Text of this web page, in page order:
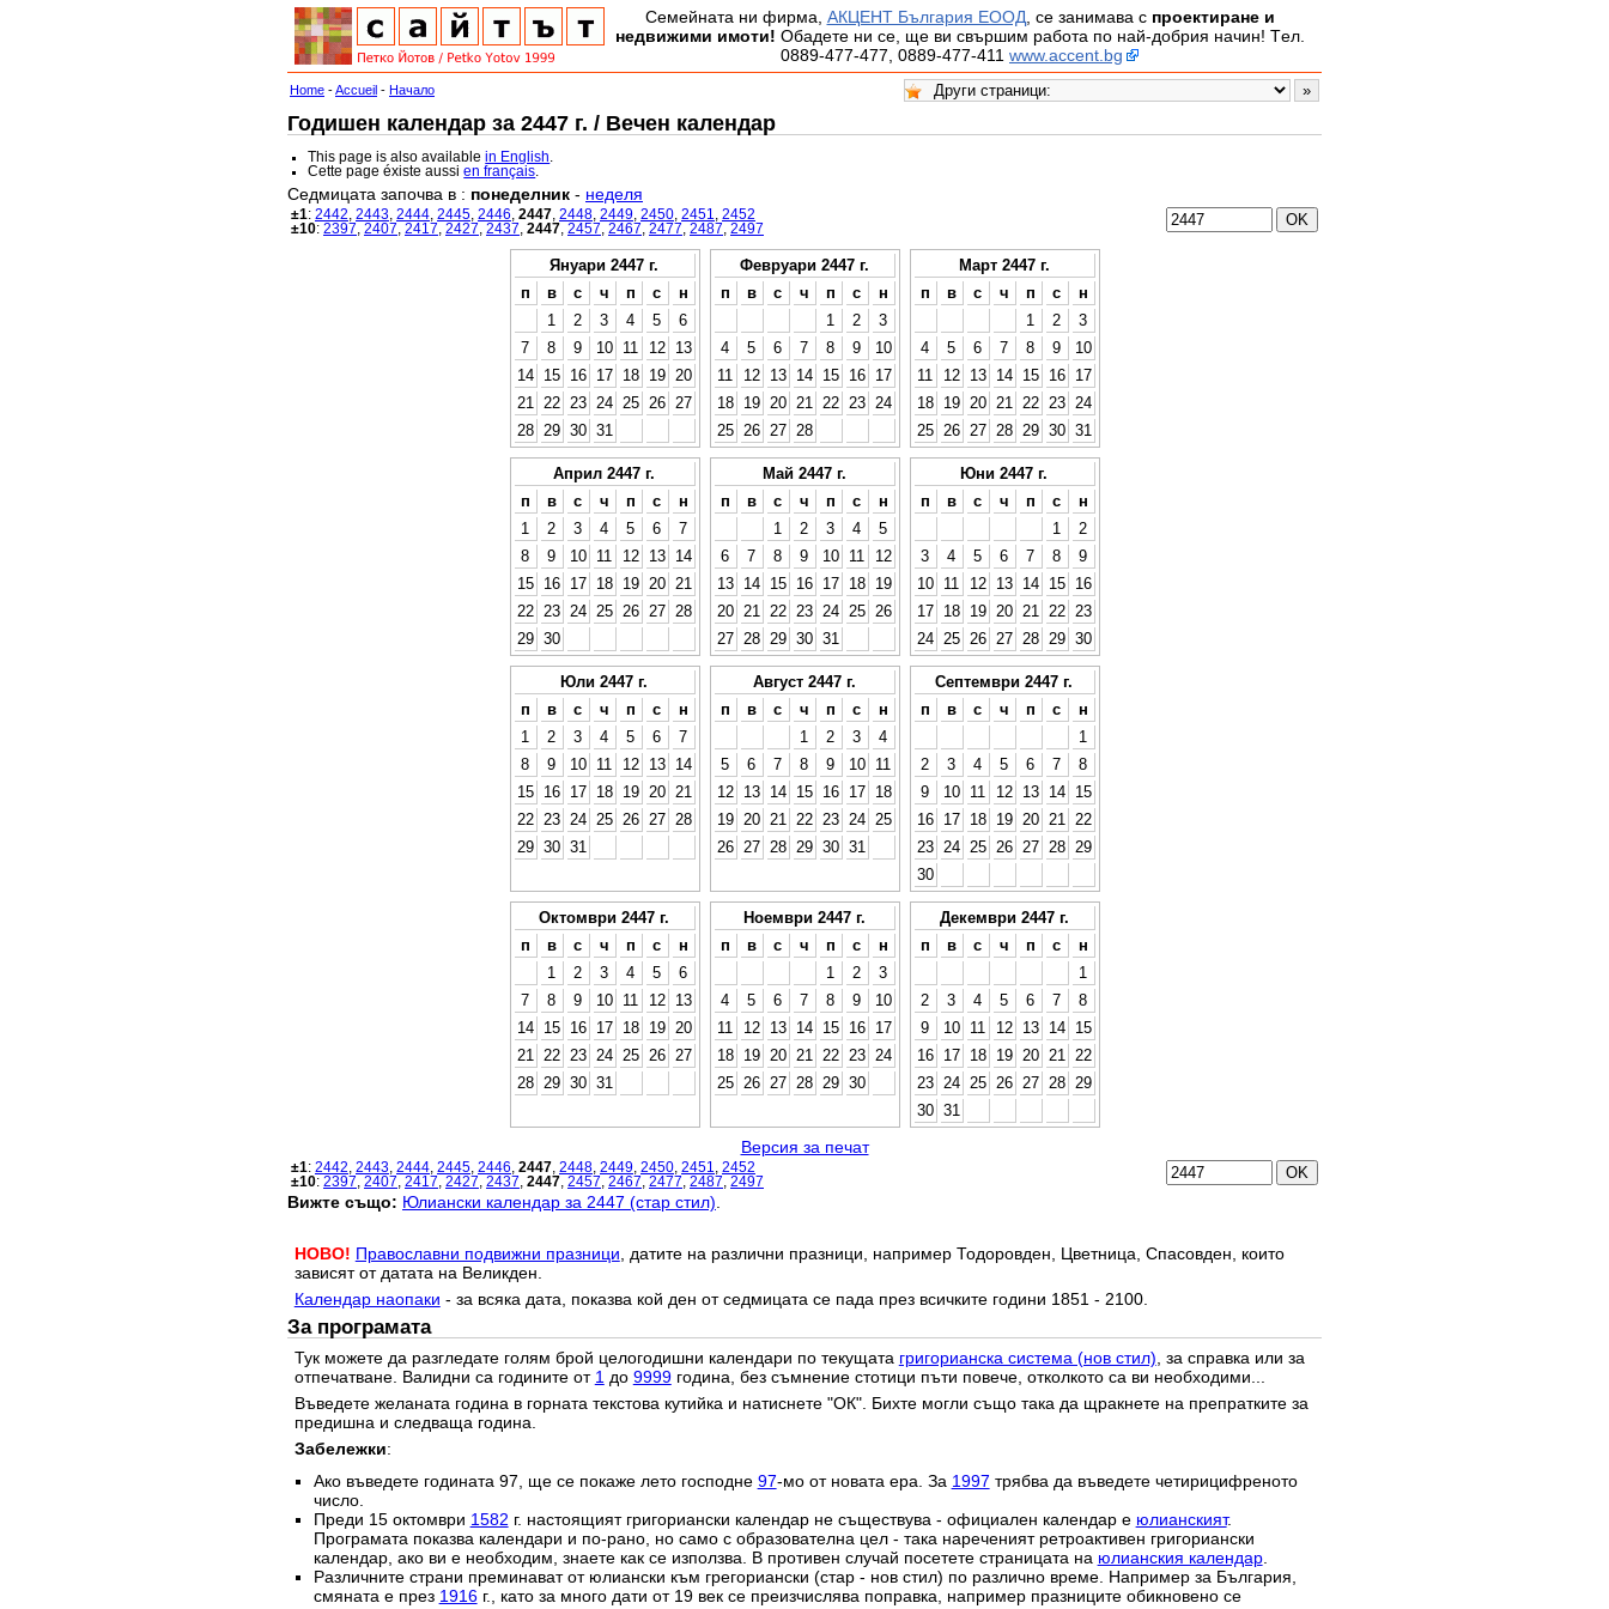
Семейната ни фирма, АКЦЕНТ България ЕООД, се занимава с проектиране и
недвижими имоти! Обадете ни се, ще ви свършим работа по най-добрия начин! Tел.
0889-477-477, 0889-477-411 www.accent.bg
Home -Accueil - Начало
Годишен календар за 2447 г. / Вечен календар
This page is also availablein English
Cette page éxiste aussien français
Седмицата започва в : понеделник - неделя
±1: 2442 2443 2444 2445 2446 2447 2448 2449 2450 2451
2452
±10: 2397 2407 2417 2427 2437 2447 2457 2467 2477 2487 2497
Януари 2447 г.
п
в с ч п с
н
1
2 3 4 5
6
7
8 9 10 11 12
13
14
15 16 17 18 19
20
21
22 23 24 25 26
27
28
29 30 31
Февруари 2447 г.
п
в с ч п с
н
1
2
3
4
5 6 7 8 9
10
11
12 13 14 15 16
17
18
19 20 21 22 23
24
25
26 27 28
Март 2447 г.
п
в с ч п с
н
1
2
3
4
5 6 7 8 9
10
11
12 13 14 15 16
17
18
19 20 21 22 23
24
25
26 27 28 29 30 31
Април 2447 г.
п
в с ч п с
н
1
2 3 4 5 6
7
8
9 10 11 12 13
14
15
16 17 18 19 20
21
22
23 24 25 26 27
28
29 30
Май 2447 г.
п
в с ч п с
н
1
2 3 4
5
6
7 8 9 10 11
12
13
14 15 16 17 18
19
20
21 22 23 24 25
26
27
28 29 30 31
Юни 2447 г.
п
в с ч п с
н
1
2
3
4 5 6 7 8
9
10
11 12 13 14 15
16
17
18 19 20 21 22
23
24
25 26 27 28 29 30
Юли 2447 г.
п
в с ч п с
н
1
2 3 4 5 6
7
8
9 10 11 12 13
14
15
16 17 18 19 20
21
22
23 24 25 26 27
28
29 30 31
Август 2447 г.
п
в с ч п с
н
1
2 3
4
5
6 7 8 9 10
11
12
13 14 15 16 17
18
19
20 21 22 23 24
25
26
27 28 29 30 31
Септември 2447 г.
п
в с ч п с
н
1
2
3 4 5 6 7
8
9
10 11 12 13 14
15
16
17 18 19 20 21
22
23
24 25 26 27 28
29
30
Октомври 2447 г.
п
в с ч п с
н
1
2 3 4 5
6
7
8 9 10 11 12
13
14
15 16 17 18 19
20
21
22 23 24 25 26
27
28
29 30 31
Ноември 2447 г.
п
в с ч п с
н
1
2
3
4
5 6 7 8 9
10
11
12 13 14 15 16
17
18
19 20 21 22 23
24
25
26 27 28 29 30
Декември 2447 г.
п
в с ч п с
н
1
2
3 4 5 6 7
8
9
10 11 12 13 14
15
16
17 18 19 20 21
22
23
24 25 26 27 28
29
30 31
Версия за печат
±1: 2442 2443 2444 2445 2446 2447 2448 2449 2450 2451
2452
±10: 2397 2407 2417 2427 2437 2447 2457 2467 2477 2487 2497
Вижте също: Юлиански календар за 2447 (стар стил)
НОВО! Православни подвижни празници , датите на различни празници, например Тодоровден, Цветница, Спасовден, които
зависят от датата на Великден.
Календар наопаки - за всяка дата, показва кой ден от седмицата се пада през всичките години 1851 - 2100.
За програмата
Тук можете да разгледате голям брой целогодишни календари по текущата григорианска система (нов стил), за справка или за
отпечатване. Валидни са годините от 1до 9999година, без съмнение стотици пъти повече, отколкото са ви необходими...
Въведете желаната година в горната текстова кутийка и натиснете "ОК". Бихте могли също така да щракнете на препратките за
предишна и следваща година.
Забележки:
Ако въведете годината 97, ще се покаже лето господне 97-мо от новата ера. За 1997 трябва да въведете четирицифреното
число.
Преди 15 октомври 1582 г. настоящият григориански календар не съществува - официален календар е юлианският.
Програмата показва календари и по-рано, но само с образователна цел - така нареченият ретроактивен григориански
календар, ако ви е необходим, знаете как се използва. В противен случай посетете страницата на юлианския календар.
Различните страни преминават от юлиански към грегориански (стар - нов стил) по различно време. Например за България,
смяната е през 1916г., като за много дати от 19 век се преизчислява поправка, например празниците обикновено се